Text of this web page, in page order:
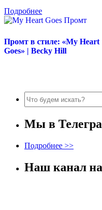
Подробнее
Промт в стиле: «My Heart
Goes» | Becky Hill
Поиск
Мы в
Подробнее >>
Наш канал